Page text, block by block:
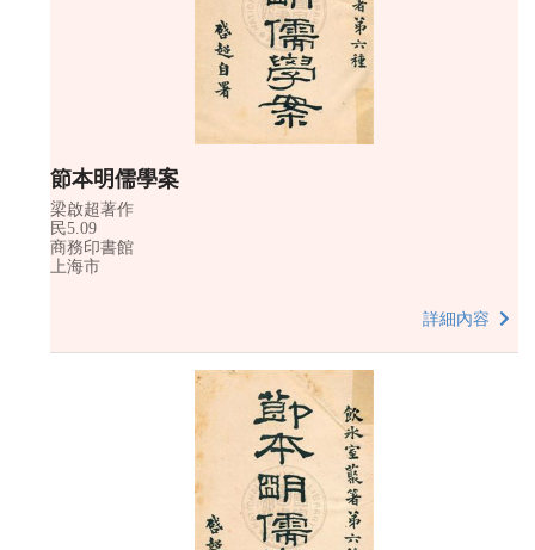
節本明儒學案
梁啟超著作
民5.09
商務印書館
上海市
詳細內容